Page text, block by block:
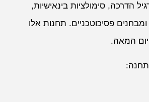
הדרכה, סימולציות בינאישיות,
ומבחנים פסיכוטכניים. תחנות אלו
יום המאה.